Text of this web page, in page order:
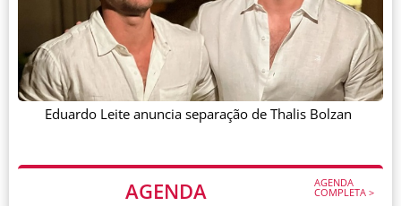
AGENDA AGENDA
COMPLETA >
Eduardo Leite anuncia separação de Thalis Bolzan